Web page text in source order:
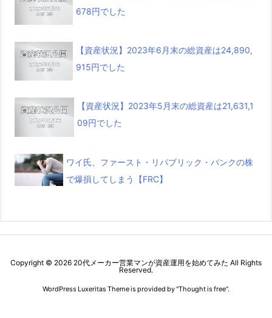
678円でした
【資産状況】2023年6月末の総資産は24,890,
915円でした
【資産状況】2023年5月末の総資産は21,631,1
09円でした
ワイ氏、ファースト・リパブリック・バンクの株
で爆損してしまう【FRC】
Copyright © 2026 20代メーカー営業マンが資産運用を始めてみた All Rights
Reserved.
WordPress Luxeritas Theme is provided by "Thought is free".